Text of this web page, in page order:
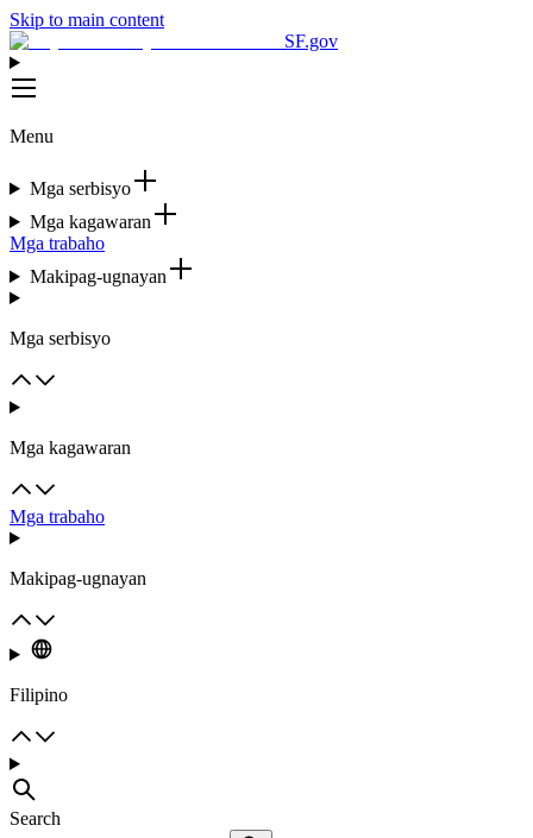
Skip to main content
SF.gov
Menu
Mga serbisyo
Mga kagawaran
Mga trabaho
Makipag-ugnayan
Mga serbisyo
Mga kagawaran
Mga trabaho
Makipag-ugnayan
Filipino
Search